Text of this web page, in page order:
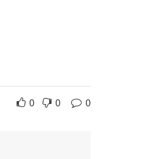
0 0 0